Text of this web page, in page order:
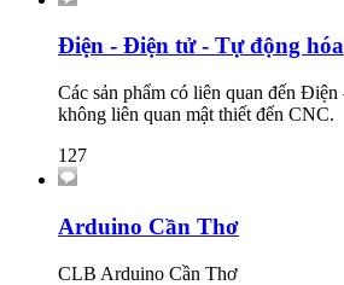
Điện - Điện tử - Tự động hóa
Các sản phẩm có liên quan đến
không liên quan mật thiết đến CNC.
127
Arduino Cần Thơ
CLB Arduino Cần Thơ